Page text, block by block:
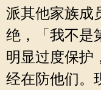
派其他家族成
绝，「我不是
明显过度保护
经在防他们。